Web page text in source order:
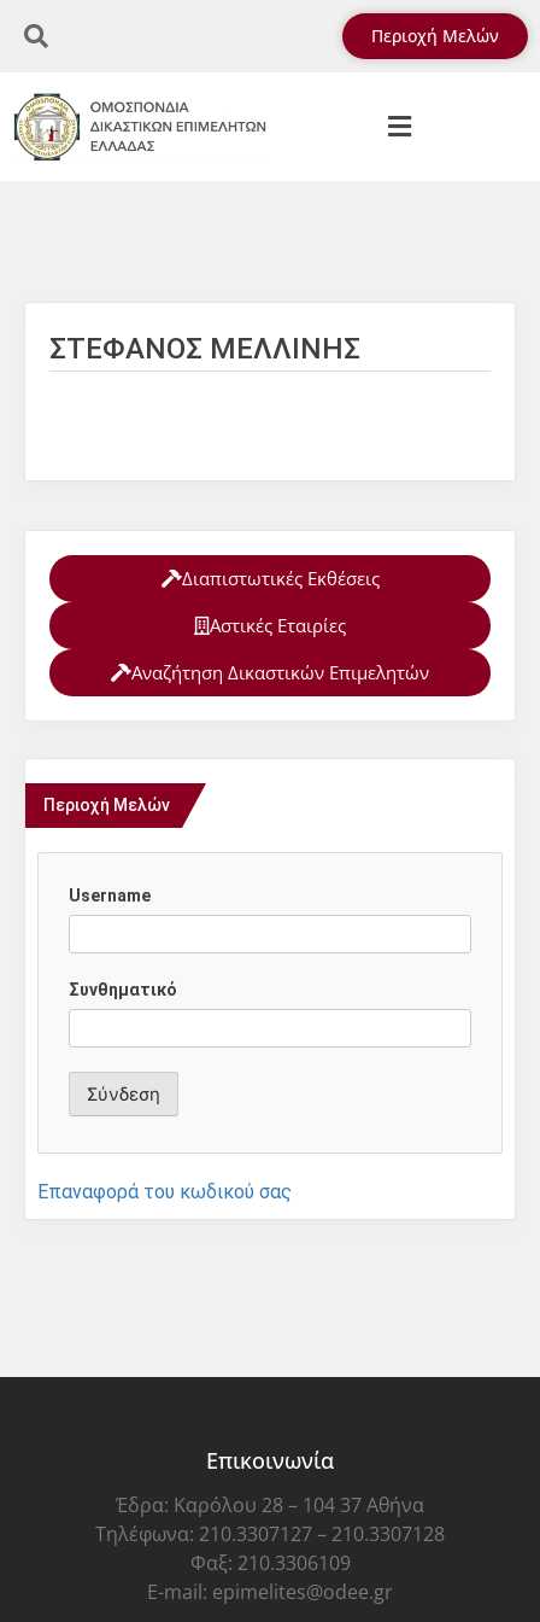
Περιοχή Μελών
ΣΤΕΦΑΝΟΣ ΜΕΛΛΙΝΗΣ
Διαπιστωτικές Εκθέσεις
Αστικές Εταιρίες
Αναζήτηση Δικαστικών Επιμελητών
Περιοχή Μελών
Username
Συνθηματικό
Επαναφορά του κωδικού σας
Επικοινωνία
Έδρα: Καρόλου 28 – 104 37 Αθήνα
Τηλέφωνα: 210.3307127 – 210.3307128
Φαξ: 210.3306109
E-mail: epimelites@odee.gr